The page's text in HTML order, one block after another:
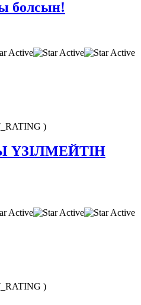
болсын!
)
ҮЗІЛМЕЙТІН
)